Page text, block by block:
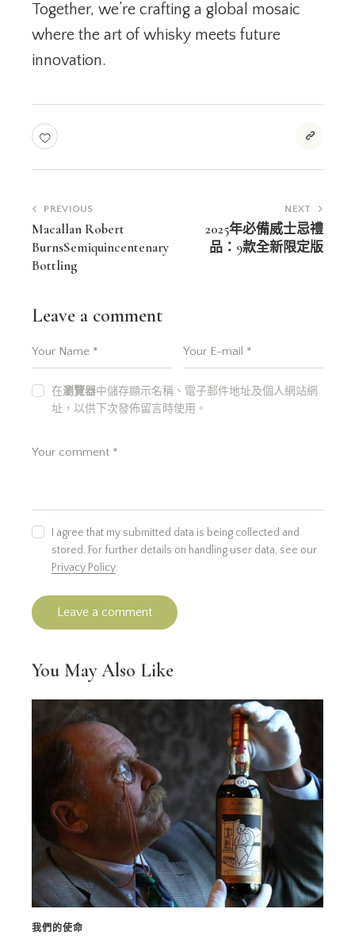
Together, we’re crafting a global mosaic
where the art of whisky meets future
innovation.
文
章
導
覽
PREVIOUS
Macallan Robert
BurnsSemiquincentenary
Bottling
NEXT
2025年必備威士忌禮
品：9款全新限定版
Leave a comment
在瀏覽器中儲存顯示名稱、電子郵件地址及個人網站網
址，以供下次發佈留言時使用。
I agree that my submitted data is being collected and
stored. For further details on handling user data, see our
Privacy Policy.
You May Also Like
我們的使命